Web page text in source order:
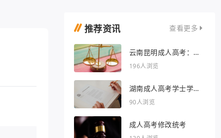
推荐资讯 查看更多
云南昆明成人高考：开
启人生新篇章
196人浏览
湖南成人高考学士学位
外语行业文章
90人浏览
成人高考修改统考